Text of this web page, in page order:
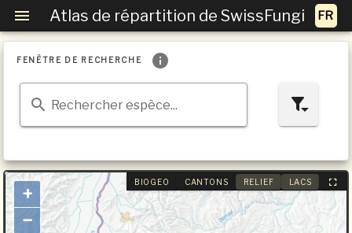
Atlas de répartition de SwissFungi
FENÊTRE DE RECHERCHE
Rechercher espèce...
BIOGEO CANTONS RELIEF LACS
+
−